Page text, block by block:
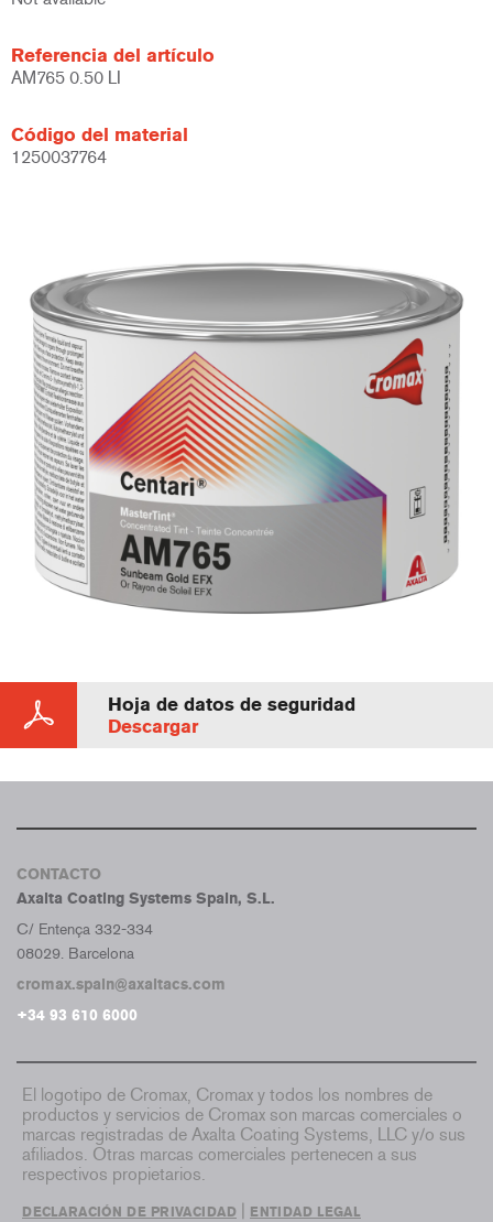
Referencia del artículo
AM765 0.50 LI
Código del material
1250037764
Hoja de datos de seguridad
Descargar
CONTACTO
Axalta Coating Systems Spain, S.L.
C/ Entença 332-334
08029. Barcelona
cromax.spain@axaltacs.com
+34 93 610 6000
El logotipo de Cromax, Cromax y todos los nombres de
productos y servicios de Cromax son marcas comerciales o
marcas registradas de Axalta Coating Systems, LLC y/o sus
afiliados. Otras marcas comerciales pertenecen a sus
respectivos propietarios.
DECLARACIÓN DE PRIVACIDAD ENTIDAD LEGAL